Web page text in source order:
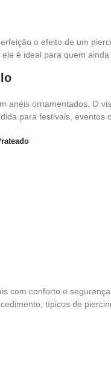
o efeito de um
, ele é ideal para quem
anéis ornamentados. O
para festivais, eventos
com conforto e
típicos de